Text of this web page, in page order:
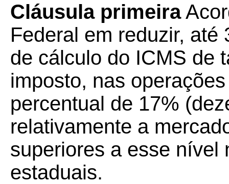
Cláusula primeira
Federal em reduzir, até
de cálculo do ICMS de
imposto, nas
percentual de 17%
relativamente a
superiores a esse nível
estaduais.